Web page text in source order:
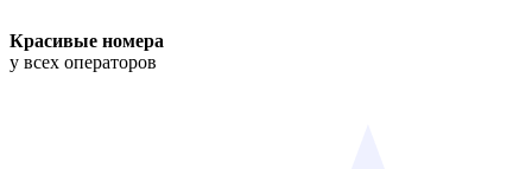
Красивые номера
у всех операторов